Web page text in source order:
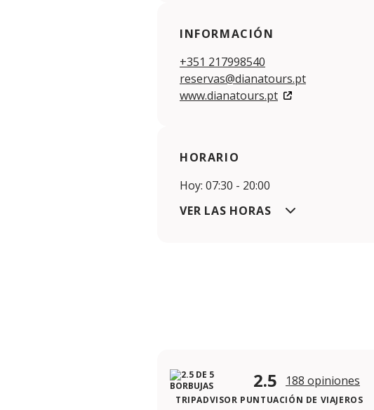
INFORMACIÓN
+351 217998540
reservas@dianatours.pt
www.dianatours.pt
HORARIO
Hoy: 07:30 - 20:00
VER LAS HORAS
2.5 188 opiniones
TRIPADVISOR PUNTUACIÓN DE VIAJEROS